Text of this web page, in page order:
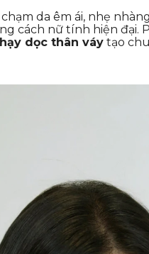
chạm da êm ái, nhẹ
cách nữ tính hiện đại.
dọc thân váy tạo